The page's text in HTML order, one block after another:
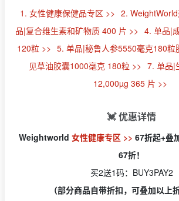
1. 女性健康保健品专区 >> 2.
品|复合维生素和矿物质 400 片 >> 4. 单品|
120粒 >> 5. 单品|秘鲁人参5550毫克180粒
见草油胶囊1000毫克 180粒 >> 7. 单品|
12,000µg 365 片 >>
💓优惠详情
Weightworld 女性健康专区 >> 67折起+叠
67折！
买2送1码：BUY3PAY2
（部分商品自带折扣，可叠加以上